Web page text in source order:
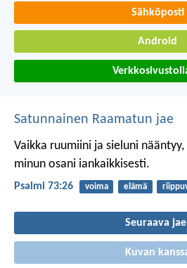
Sähköposti
Android
Satunnainen Raamatun jae
Vaikka ruumiini ja sieluni nääntyy,
minun osani iankaikkisesti.
Psalmi 73:26 voima elämä
Seuraava
Kuvan